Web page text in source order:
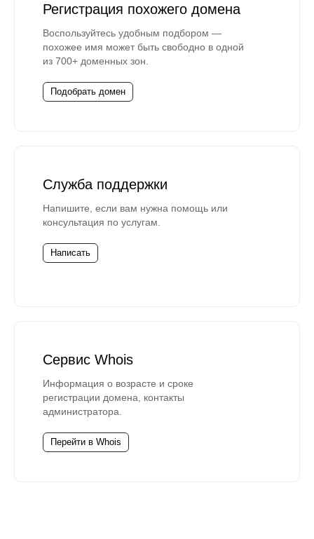
Регистрация похожего домена
Воспользуйтесь удобным подбором —
похожее имя может быть свободно в одной
из 700+ доменных зон.
Подобрать домен
Служба поддержки
Напишите, если вам нужна помощь или
консультация по услугам.
Написать
Сервис Whois
Информация о возрасте и сроке
регистрации домена, контакты
администратора.
Перейти в Whois